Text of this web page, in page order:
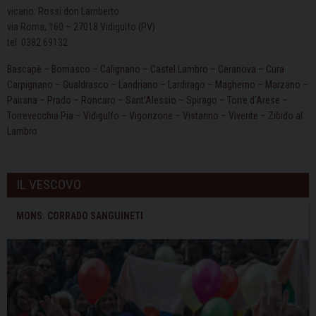
vicario: Rossi don Lamberto
via Roma, 160 – 27018 Vidigulfo (PV)
tel. 0382 69132
Bascapè – Bornasco – Calignano – Castel Lambro – Ceranova – Cura
Carpignano – Gualdrasco – Landriano – Lardirago – Magherno – Marzano –
Pairana – Prado – Roncaro – Sant’Alessio – Spirago – Torre d’Arese –
Torrevecchia Pia – Vidigulfo – Vigonzone – Vistarino – Vivente – Zibido al
Lambro
IL VESCOVO
MONS. CORRADO SANGUINETI